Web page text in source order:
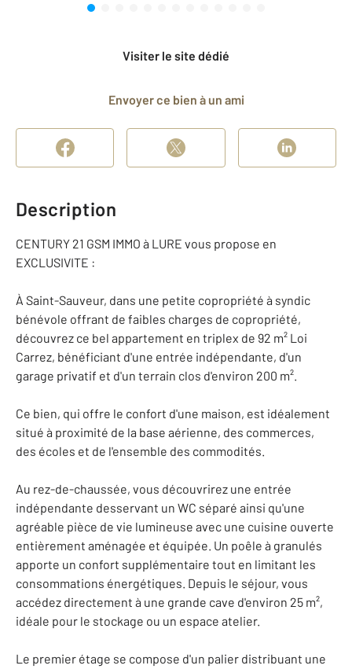
Visiter le site dédié
Envoyer ce bien à un ami
Description
CENTURY 21 GSM IMMO à LURE vous propose en
EXCLUSIVITE :
À Saint-Sauveur, dans une petite copropriété à syndic
bénévole offrant de faibles charges de copropriété,
découvrez ce bel appartement en triplex de 92 m² Loi
Carrez, bénéficiant d'une entrée indépendante, d'un
garage privatif et d'un terrain clos d'environ 200 m².
Ce bien, qui offre le confort d'une maison, est idéalement
situé à proximité de la base aérienne, des commerces,
des écoles et de l'ensemble des commodités.
Au rez-de-chaussée, vous découvrirez une entrée
indépendante desservant un WC séparé ainsi qu'une
agréable pièce de vie lumineuse avec une cuisine ouverte
entièrement aménagée et équipée. Un poêle à granulés
apporte un confort supplémentaire tout en limitant les
consommations énergétiques. Depuis le séjour, vous
accédez directement à une grande cave d'environ 25 m²,
idéale pour le stockage ou un espace atelier.
Le premier étage se compose d'un palier distribuant une